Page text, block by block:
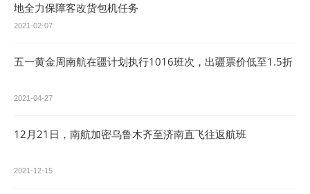
地全力保障客改货包机任务
2021-02-07
五一黄金周南航在疆计划执行1016班次，出疆票价低至1.5折
2021-04-27
12月21日，南航加密乌鲁木齐至济南直飞往返航班
2021-12-15